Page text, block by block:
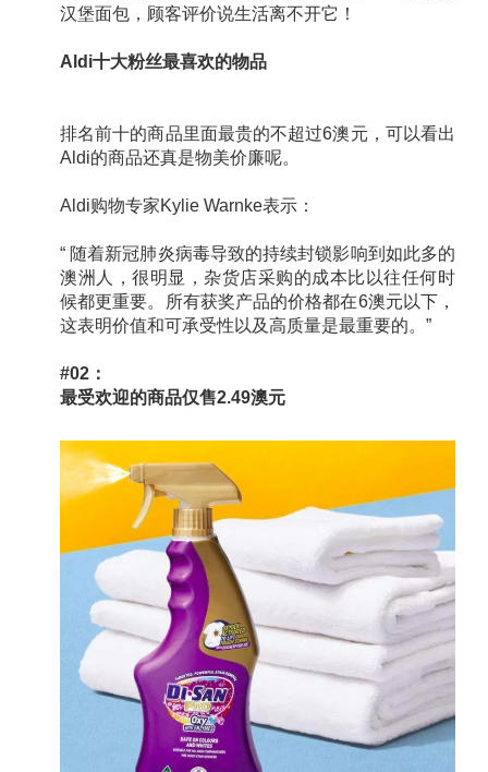
汉堡面包，顾客评价说生活离不开它！
Aldi十大粉丝最喜欢的物品
排名前十的商品里面最贵的不超过6澳元，可以看出
Aldi的商品还真是物美价廉呢。
Aldi购物专家Kylie Warnke表示：
“ 随着新冠肺炎病毒导致的持续封锁影响到如此多的
澳洲人，很明显，杂货店采购的成本比以往任何时
候都更重要。所有获奖产品的价格都在6澳元以下，
这表明价值和可承受性以及高质量是最重要的。”
#02：
最受欢迎的商品仅售2.49澳元